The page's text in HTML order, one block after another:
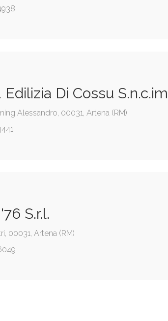
Edilizia Di Cossu
Alessandro, 00031, Artena (RM)
S.r.l.
00031, Artena (RM)